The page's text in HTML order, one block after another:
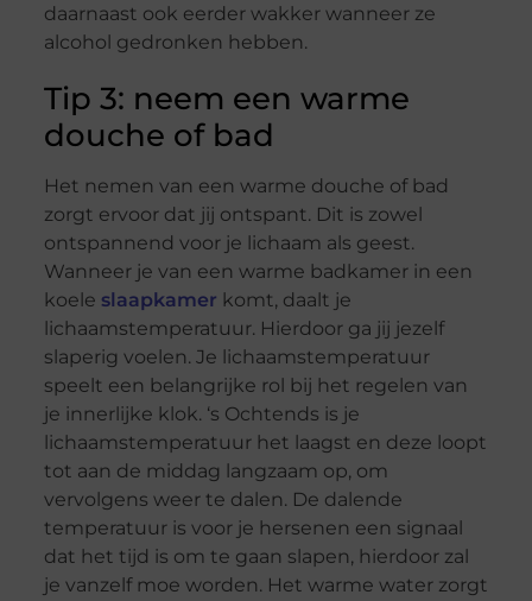
daarnaast ook eerder wakker wanneer ze
alcohol gedronken hebben.
Tip 3: neem een warme
douche of bad
Het nemen van een warme douche of bad
zorgt ervoor dat jij ontspant. Dit is zowel
ontspannend voor je lichaam als geest.
Wanneer je van een warme badkamer in een
koele slaapkamer komt, daalt je
lichaamstemperatuur. Hierdoor ga jij jezelf
slaperig voelen. Je lichaamstemperatuur
speelt een belangrijke rol bij het regelen van
je innerlijke klok. ‘s Ochtends is je
lichaamstemperatuur het laagst en deze loopt
tot aan de middag langzaam op, om
vervolgens weer te dalen. De dalende
temperatuur is voor je hersenen een signaal
dat het tijd is om te gaan slapen, hierdoor zal
je vanzelf moe worden. Het warme water zorgt